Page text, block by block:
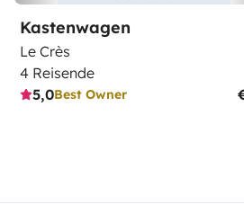
Kastenwagen
Le Crès
4 Reisende
5,0Best Owner